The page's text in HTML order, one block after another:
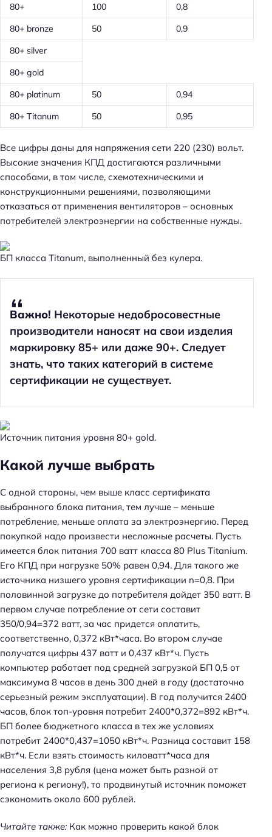
80+ 100
0,8
80+ bronze
50
0,9
80+ silver
80+ gold
80+ platinum
50
0,94
80+ Titanum
50 0,95
Все цифры даны для напряжения сети 220 (230) вольт.
Высокие значения КПД достигаются различными
способами, в том числе, схемотехническими и
конструкционными решениями, позволяющими
отказаться от применения вентиляторов – основных
потребителей электроэнергии на собственные нужды.
БП класса Titanum, выполненный без кулера.
Важно! Некоторые недобросовестные
производители наносят на свои изделия
маркировку 85+ или даже 90+. Следует
знать, что таких категорий в системе
сертификации не существует.
Источник питания уровня 80+ gold.
Какой лучше выбрать
С одной стороны, чем выше класс сертификата
выбранного блока питания, тем лучше – меньше
потребление, меньше оплата за электроэнергию. Перед
покупкой надо произвести несложные расчеты. Пусть
имеется блок питания 700 ватт класса 80 Plus Titanium.
Его КПД при нагрузке 50% равен 0,94. Для такого же
источника низшего уровня сертификации n=0,8. При
половинной загрузке до потребителя дойдет 350 ватт. В
первом случае потребление от сети составит
350/0,94=372 ватт, за час придется оплатить,
соответственно, 0,372 кВт*часа. Во втором случае
получатся цифры 437 ватт и 0,437 кВт*ч. Пусть
компьютер работает под средней загрузкой БП 0,5 от
максимума 8 часов в день 300 дней в году (достаточно
серьезный режим эксплуатации). В год получится 2400
часов, блок топ-уровня потребит 2400*0,372=892 кВт*ч.
БП более бюджетного класса в тех же условиях
потребит 2400*0,437=1050 кВт*ч. Разница составит 158
кВт*ч. Если взять стоимость киловатт*часа для
населения 3,8 рубля (цена может быть разной от
региона к региону!), то продвинутый источник поможет
сэкономить около 600 рублей.
Читайте также: Как можно проверить какой блок
Н
а
й
т
и
: